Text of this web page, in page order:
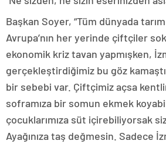
Başkan Soyer, “Tüm dünyada
Avrupa’nın her yerinde çiftçiler
ekonomik kriz tavan yapmışken,
gerçekleştirdiğimiz bu göz
bir sebebi var. Çiftçimiz açsa
soframıza bir somun ekmek
çocuklarımıza süt içirebiliyorsak
Ayağınıza taş değmesin. Sadece